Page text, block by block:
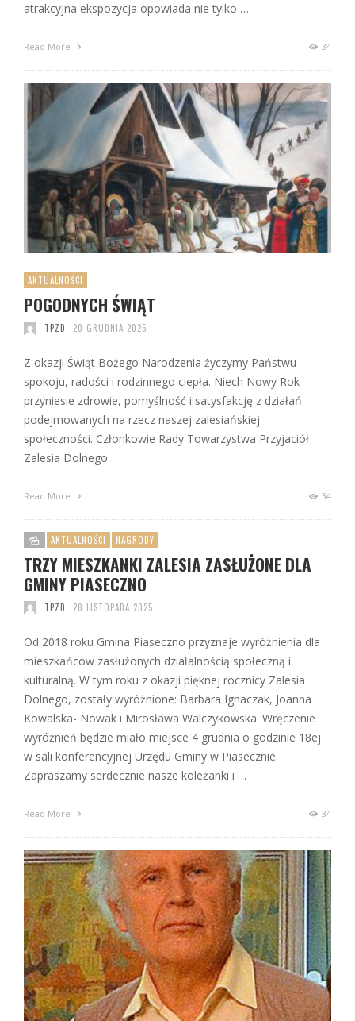
atrakcyjna ekspozycja opowiada nie tylko …
Read More 34
AKTUALNOŚCI
POGODNYCH ŚWIĄT
TPZD 20 GRUDNIA 2025
Z okazji Świąt Bożego Narodzenia życzymy Państwu
spokoju, radości i rodzinnego ciepła. Niech Nowy Rok
przyniesie zdrowie, pomyślność i satysfakcję z działań
podejmowanych na rzecz naszej zalesiańskiej
społeczności. Członkowie Rady Towarzystwa Przyjaciół
Zalesia Dolnego
Read More 34
AKTUALNOŚCI NAGRODY
TRZY MIESZKANKI ZALESIA ZASŁUŻONE DLA
GMINY PIASECZNO
TPZD 28 LISTOPADA 2025
Od 2018 roku Gmina Piaseczno przyznaje wyróżnienia dla
mieszkańców zasłużonych działalnością społeczną i
kulturalną. W tym roku z okazji pięknej rocznicy Zalesia
Dolnego, zostały wyróżnione: Barbara Ignaczak, Joanna
Kowalska- Nowak i Mirosława Walczykowska. Wręczenie
wyróżnień będzie miało miejsce 4 grudnia o godzinie 18ej
w sali konferencyjnej Urzędu Gminy w Piasecznie.
Zapraszamy serdecznie nasze koleżanki i …
Read More 34